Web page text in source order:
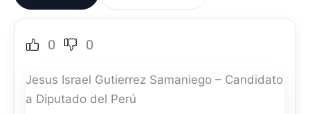
0 0
Jesus Israel Gutierrez Samaniego – Candidato
a Diputado del Perú